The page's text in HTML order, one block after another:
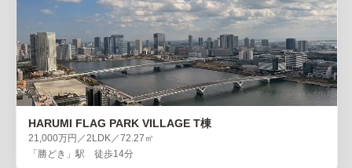
HARUMI FLAG PARK VILLAGE T棟
21,000万円／2LDK／72.27㎡
「勝どき」駅 徒歩14分